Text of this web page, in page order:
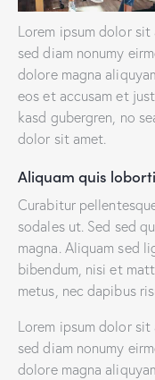
Lorem ipsum dolor
sed diam nonumy
dolore magna
eos et accusam et
kasd gubergren, no
dolor sit amet.
Aliquam quis
Curabitur
sodales ut. Sed sed
magna. Aliquam sed
bibendum, nisi et
metus, nec dapibus
Lorem ipsum dolor
sed diam nonumy
dolore magna